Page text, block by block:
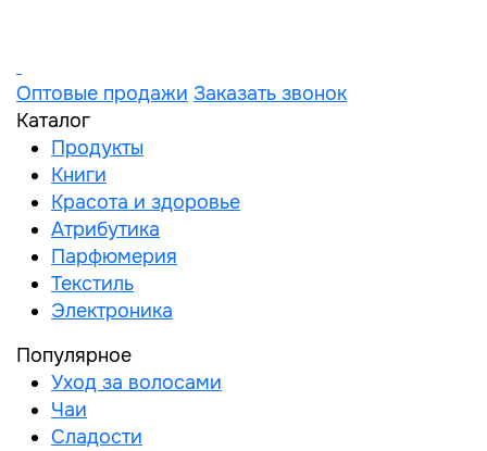
Оптовые продажи Заказать звонок
Каталог
Продукты
Книги
Красота и здоровье
Атрибутика
Парфюмерия
Текстиль
Электроника
Популярное
Уход за волосами
Чаи
Сладости